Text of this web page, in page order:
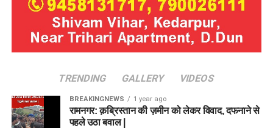
TRENDING GALLERY VIDEOS
BREAKINGNEWS 1 year ago
रामनगर: क़ब्रिस्तान की ज़मीन को लेकर विवाद, दफनाने से
पहले उठा बवाल |